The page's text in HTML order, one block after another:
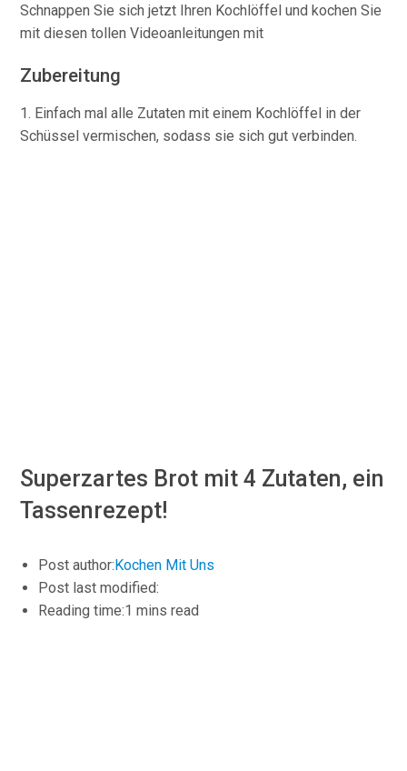
Schnappen Sie sich jetzt Ihren Kochlöffel und kochen Sie
mit diesen tollen Videoanleitungen mit
Zubereitung
1. Einfach mal alle Zutaten mit einem Kochlöffel in der
Schüssel vermischen, sodass sie sich gut verbinden.
Superzartes Brot mit 4 Zutaten, ein
Tassenrezept!
Post author:Kochen Mit Uns
Post last modified:
Reading time:1 mins read